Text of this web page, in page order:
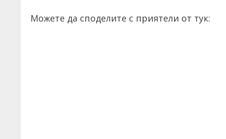
Можете да споделите с приятели от тук: